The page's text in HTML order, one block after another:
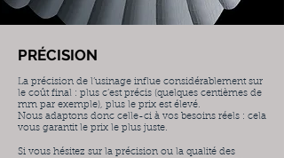
PRÉCISION
La précision de l’usinage influe considérablement sur
le coût final : plus c’est précis (quelques centièmes de
mm par exemple), plus le prix est élevé.
Nous adaptons donc celle-ci à vos besoins réels : cela
vous garantit le prix le plus juste.
Si vous hésitez sur la précision ou la qualité des